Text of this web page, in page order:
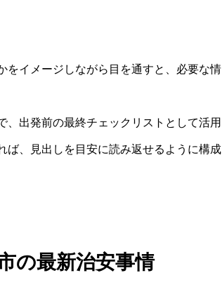
をイメージしながら目を通すと、必要な情
出発前の最終チェックリストとして活用
ば、見出しを目安に読み返せるように構成
の最新治安事情